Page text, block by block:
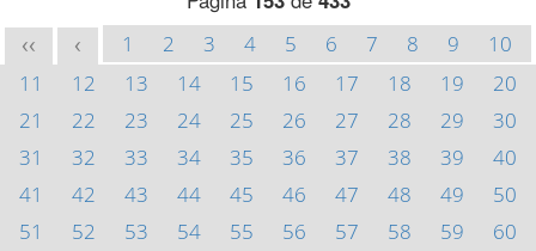
<< < 1 2 3 4 5 6 7 8 9
10
11
12 13 14 15 16 17 18 19
20
21
22 23 24 25 26 27 28 29
30
31
32 33 34 35 36 37 38 39
40
41
42 43 44 45 46 47 48 49
50
51
52 53 54 55 56 57 58 59
60